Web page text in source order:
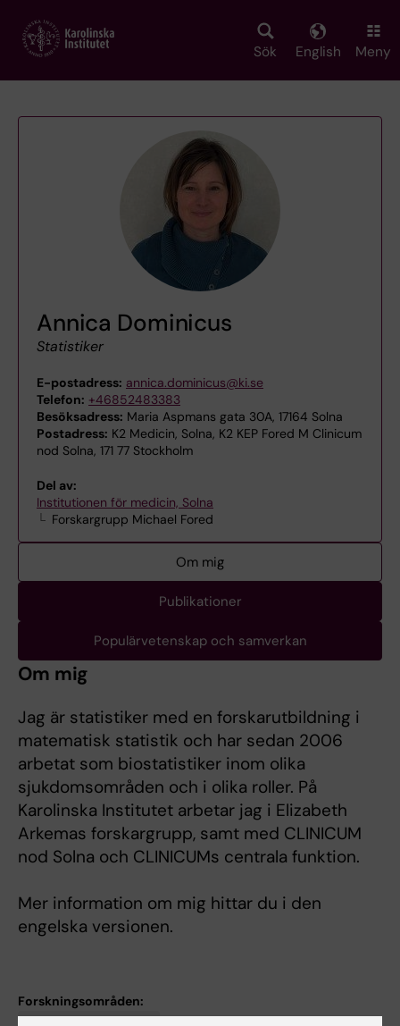
main
Sök English Meny
Annica Dominicus
Statistiker
E-postadress: annica.dominicus@ki.se
Telefon: +46852483383
Besöksadress: Maria Aspmans gata 30A, 17164 Solna
Postadress: K2 Medicin, Solna, K2 KEP Fored M Clinicum
nod Solna, 171 77 Stockholm
Del av:
Institutionen för medicin, Solna
Forskargrupp Michael Fored
Om mig
Publikationer
Populärvetenskap och samverkan
Om mig
Jag är statistiker med en forskarutbildning i
matematisk statistik och har sedan 2006
arbetat som biostatistiker inom olika
sjukdomsområden och i olika roller. På
Karolinska Institutet arbetar jag i Elizabeth
Arkemas forskargrupp, samt med CLINICUM
nod Solna och CLINICUMs centrala funktion.
Mer information om mig hittar du i den
engelska versionen.
Forskningsområden: